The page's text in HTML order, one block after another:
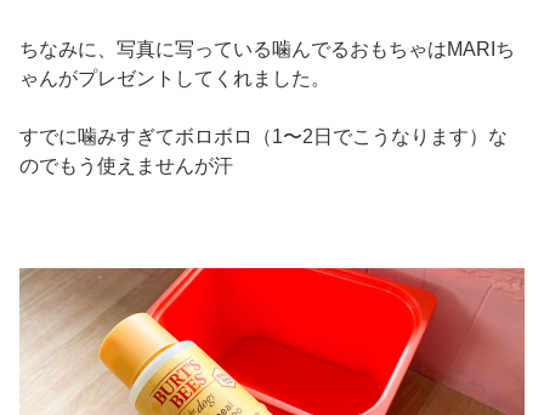
ちなみに、写真に写っている噛んでるおもちゃはMARIち
ゃんがプレゼントしてくれました。
すでに噛みすぎてボロボロ（1〜2日でこうなります）な
のでもう使えませんが汗